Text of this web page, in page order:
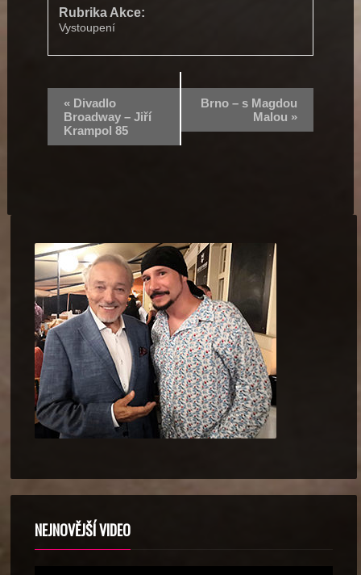
Rubrika Akce:
Vystoupení
«Divadlo
Broadway – Jiří
Krampol 85
Brno – s Magdou
Malou »
NEJNOVĚJŠÍ VIDEO